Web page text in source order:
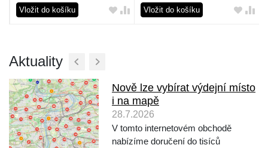
Vložit do košíku Vložit do košíku
Aktuality
Nově lze vybírat výdejní místo
i na mapě
28.7.2026
V tomto internetovém obchodě
nabízíme doručení do tisíců